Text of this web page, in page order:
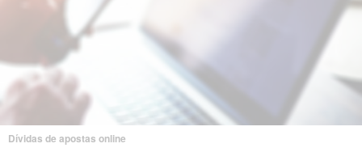
Dívidas de apostas online